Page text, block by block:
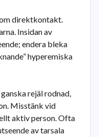
direktkontakt.
Insidan av
endera bleka
hyperemiska
rejäl rodnad,
Misstänk vid
aktiv person. Ofta
av tarsala